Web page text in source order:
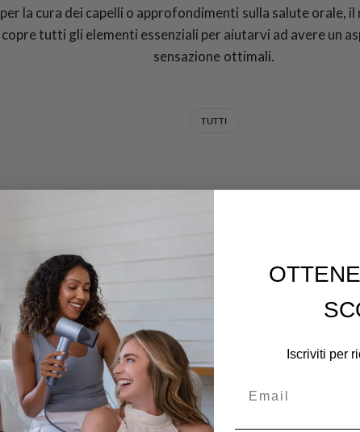
per la cura dei capelli o approfondimenti sulla salute orale,
copre tutti gli elementi essenziali per aiutarvi ad avere un
sensazione ottimali.
TUTTI
Iscriviti per